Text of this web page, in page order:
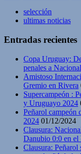
selección
ultimas noticias
Entradas recientes
Copa Uruguay:
penales a Nacional
Amistoso
Gremio en Rivera
Supercampeón :
y Uruguayo 2024
Peñarol campeón
2024 01/12/2024
Clausura:
Danubio 0:0 en el
Clausura: Peñarol